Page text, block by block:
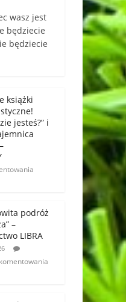
wasz jest
będziecie
będziecie
książki
jesteś?” i
podróż
–
LIBRA